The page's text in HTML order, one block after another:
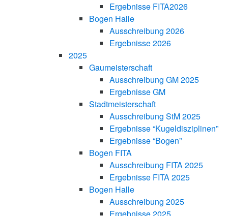
Ergebnisse FITA2026
Bogen Halle
Ausschreibung 2026
Ergebnisse 2026
2025
Gaumeisterschaft
Ausschreibung GM 2025
Ergebnisse GM
Stadtmeisterschaft
Ausschreibung StM 2025
Ergebnisse “Kugeldisziplinen”
Ergebnisse “Bogen”
Bogen FITA
Ausschreibung FITA 2025
Ergebnisse FITA 2025
Bogen Halle
Ausschreibung 2025